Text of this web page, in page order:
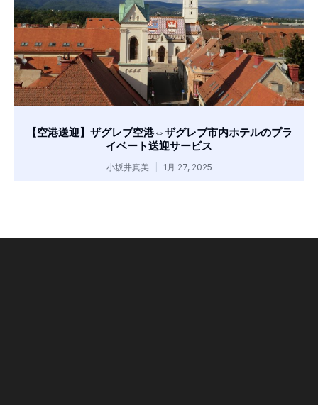
【空港送迎】ザグレブ空港⇔ザグレブ市内ホテルのプラ
イベート送迎サービス
小坂井真美 1月 27, 2025